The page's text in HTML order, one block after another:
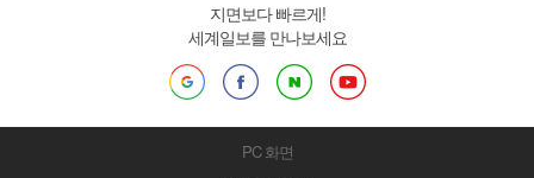
지면보다 빠르게!
세계일보를 만나보세요
PC 화면